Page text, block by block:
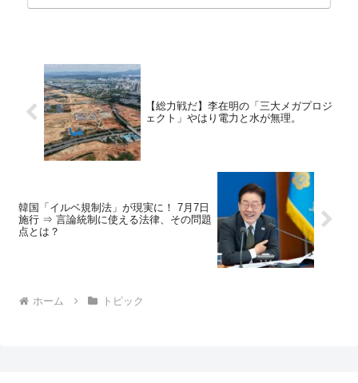
【総力戦だ】李在明の「三大メガプロジ
ェクト」やはり電力と水が無理。
韓国「イルベ規制法」が現実に！ 7月7日
施行 ⇒ 言論統制に使える法律、その問題
点とは？
ホーム トピック